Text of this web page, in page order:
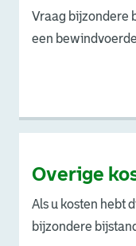
Vraag bijzondere
een
Overige
Als u kosten hebt
bijzondere